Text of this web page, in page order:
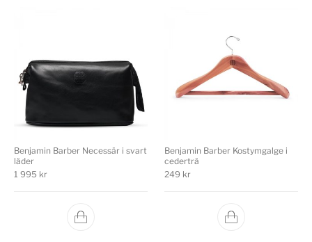
Benjamin Barber Necessär i svart
läder
1 995 kr
Benjamin Barber Kostymgalge i
cederträ
249 kr